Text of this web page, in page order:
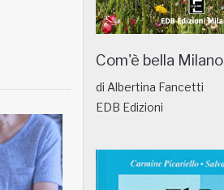
Com'è bella Milano
di Albertina Fancetti
EDB Edizioni